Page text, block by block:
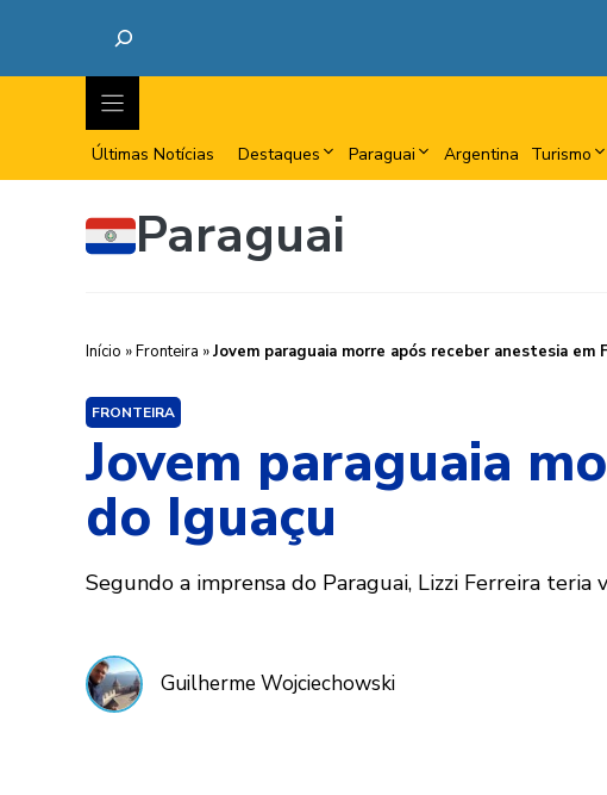
Últimas Notícias Destaques Paraguai Argentina Turismo
Paraguai
Início »Fronteira »Jovem paraguaia morre após receber anestesia em
FRONTEIRA
Jovem paraguaia
do Iguaçu
Segundo a imprensa do Paraguai, Lizzi Ferreira
Guilherme Wojciechowski